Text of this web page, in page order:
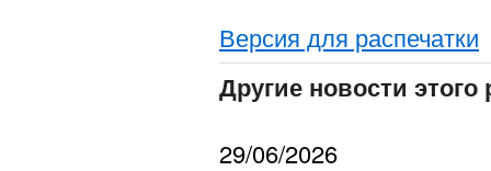
Версия для распечатки
Другие новости этого
29/06/2026